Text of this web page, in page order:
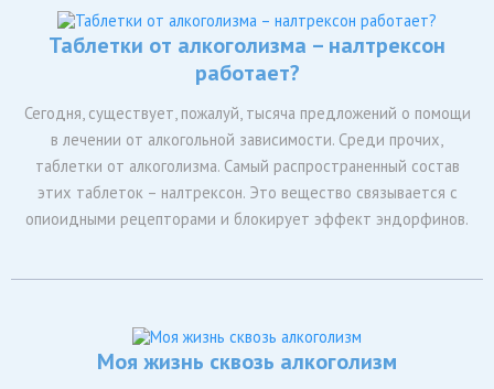
Таблетки от алкоголизма – налтрексон
работает?
Сегодня, существует, пожалуй, тысяча предложений о помощи
в лечении от алкогольной зависимости. Среди прочих,
таблетки от алкоголизма. Самый распространенный состав
этих таблеток – налтрексон. Это вещество связывается с
опиоидными рецепторами и блокирует эффект эндорфинов.
Моя жизнь сквозь алкоголизм